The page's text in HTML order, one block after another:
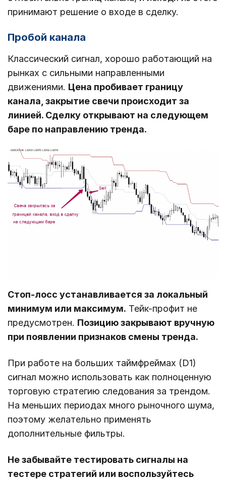
принимают решение о входе в сделку.
Пробой канала
Классический сигнал, хорошо работающий на
рынках с сильными направленными
движениями. Цена пробивает границу
канала, закрытие свечи происходит за
линией. Сделку открывают на следующем
баре по направлению тренда.
Стоп-лосс устанавливается за локальный
минимум или максимум. Тейк-профит не
предусмотрен. Позицию закрывают вручную
при появлении признаков смены тренда.
При работе на больших таймфреймах (D1)
сигнал можно использовать как полноценную
торговую стратегию следования за трендом.
На меньших периодах много рыночного шума,
поэтому желательно применять
дополнительные фильтры.
Не забывайте тестировать сигналы на
тестере стратегий или воспользуйтесь